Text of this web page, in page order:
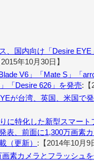
、国内向け「Desire EYE
年10月30日】
V6」「Mate S」「
」「Desire 626」を発売:【
が台湾、英国、米国で
に特化した新型スマート
表、前面に1,300万画素
（更新） :【2014年10月9
画素カメラとフラッシュ